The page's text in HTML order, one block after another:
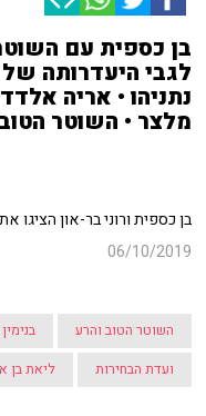
בן כספית עם
לגבי היעדרותה
נתניהו • אריה
מלצר • השוטר
בן כספית ורוני בר-און
06/10/2019
השוטר הטוב והרע
ועדת הבחירות
ליאת בן